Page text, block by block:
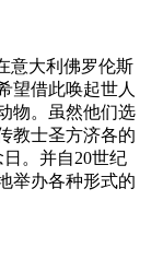
意大利佛罗伦斯
望借此唤起世人
物。虽然他们选
教士圣方济各的
。并自20世纪
举办各种形式的